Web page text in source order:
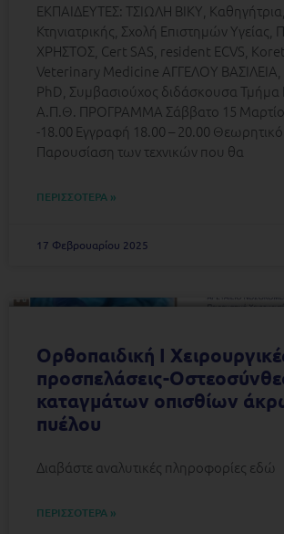
ΕΚΠΑΙΔΕΥΤΕΣ: ΤΣΙΩΛΗ ΒΙΚΥ,
Κτηνιατρικής, Σχολή Επιστημών
ΧΡΗΣΤΟΣ, Cert SAS, resident ECVS,
Veterinary Medicine ΑΓΓΕΛΟΥ ΒΑΣΙΛΕΙΑ,
PhD, Συμβασιούχος διδάσκουσα Τμήμα
Α.Π.Θ. ΠΡΟΓΡΑΜΜΑ Σάββατο 15
-18.00 Εγγραφή 18.00 – 20.00
Παρουσίαση των τεχνικών που θα
ΠΕΡΙΣΣΟΤΕΡΑ »
17 Φεβρουαρίου 2025
Ορθοπαιδική I
προσπελάσεις-
καταγμάτων οπισθίων
πυέλου
Διαβάστε αναλυτικές πληροφορίες εδώ
ΠΕΡΙΣΣΟΤΕΡΑ »